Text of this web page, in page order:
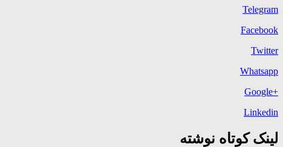
Telegram
Facebook
Twitter
Whatsapp
+Google
Linkedin
لینک کوتاه نوشته